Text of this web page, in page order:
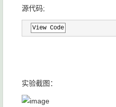
源代码;
View Code
实验截图：